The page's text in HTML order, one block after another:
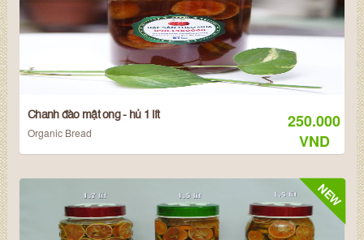
Chanh đào mật ong - hủ 1 lít
Organic Bread
250.000
VND
NEW